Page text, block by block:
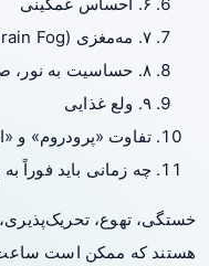
۶. احساس غمگینی
۷. مه‌مغزی (Brain Fog)
۸. حساسیت به نور، صدا و بو
۹. ولع غذایی
تفاوت «پرودروم» و
چه زمانی باید فوراً
خستگی، تهوع،
هستند که ممکن است